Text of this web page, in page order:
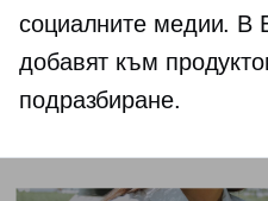
социалните медии. В
добавят към
подразбиране.